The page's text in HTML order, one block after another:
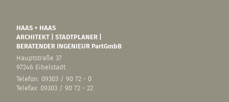
HAAS + HAAS
ARCHITEKT | STADTPLANER |
BERATENDER INGENIEUR PartGmbB
Hauptstraße 37
97246 Eibelstadt
Telefon: 09303 / 90 72 - 0
Telefax: 09303 / 90 72 - 22